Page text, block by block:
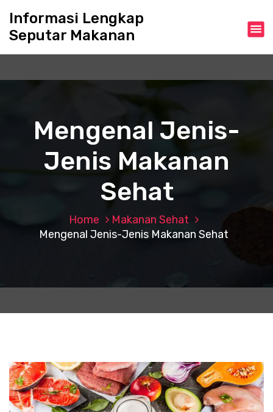
Informasi Lengkap
Seputar Makanan
Mengenal Jenis-
Jenis Makanan
Sehat
Home
Makanan Sehat
Mengenal Jenis-Jenis Makanan Sehat